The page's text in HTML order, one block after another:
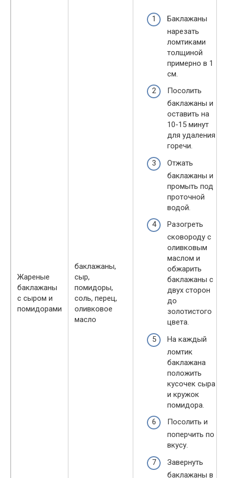
Жареные
баклажаны
с сыром и
помидорами
баклажаны,
сыр,
помидоры,
соль, перец,
оливковое
масло
Баклажаны
нарезать
ломтиками
толщиной
примерно в 1
см.
Посолить
баклажаны и
оставить на
10-15 минут
для удаления
горечи.
Отжать
баклажаны и
промыть под
проточной
водой.
Разогреть
сковороду с
оливковым
маслом и
обжарить
баклажаны с
двух сторон
до
золотистого
цвета.
На каждый
ломтик
баклажана
положить
кусочек сыра
и кружок
помидора.
Посолить и
поперчить по
вкусу.
Завернуть
баклажаны в